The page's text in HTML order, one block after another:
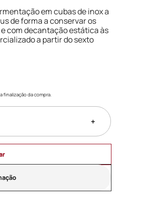
em cubas de inox a
de forma a conservar os
com decantação estática às
a partir do sexto
finalização da compra.
+